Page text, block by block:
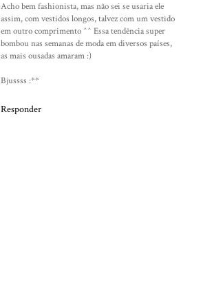
Acho bem fashionista, mas não sei se usaria ele
assim, com vestidos longos, talvez com um vestido
em outro comprimento ^^ Essa tendência super
bombou nas semanas de moda em diversos países,
as mais ousadas amaram :)
Bjussss :**
Responder